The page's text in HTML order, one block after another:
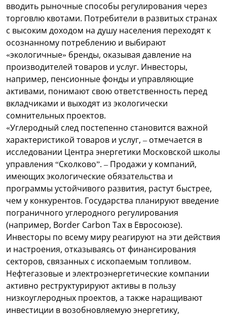
вводить рыночные способы регулирования через
торговлю квотами. Потребители в развитых странах
с высоким доходом на душу населения переходят к
осознанному потреблению и выбирают
«экологичные» бренды, оказывая давление на
производителей товаров и услуг. Инвесторы,
например, пенсионные фонды и управляющие
активами, понимают свою ответственность перед
вкладчиками и выходят из экологически
сомнительных проектов.
«Углеродный след постепенно становится важной
характеристикой товаров и услуг, – отмечается в
исследовании Центра энергетики Московской школы
управления “Сколково”. – Продажи у компаний,
имеющих экологические обязательства и
программы устойчивого развития, растут быстрее,
чем у конкурентов. Государства планируют введение
пограничного углеродного регулирования
(например, Border Carbon Tax в Евросоюзе).
Инвесторы по всему миру реагируют на эти действия
и настроения, отказываясь от финансирования
секторов, связанных с ископаемым топливом.
Нефтегазовые и электроэнергетические компании
активно реструктурируют активы в пользу
низкоуглеродных проектов, а также наращивают
инвестиции в возобновляемую энергетику,